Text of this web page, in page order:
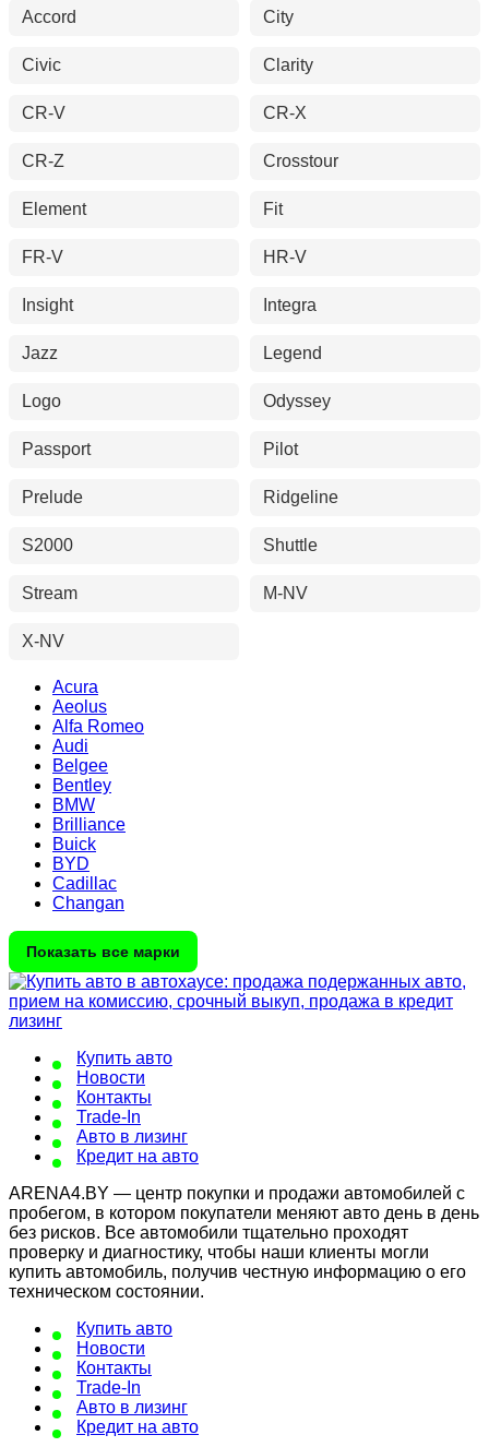
Accord
City
Civic Clarity
CR-V CR-X
CR-Z Crosstour
Element Fit
FR-V HR-V
Insight Integra
Jazz Legend
Logo Odyssey
Passport Pilot
Prelude Ridgeline
S2000 Shuttle
Stream M-NV
X-NV
Acura
Aeolus
Alfa Romeo
Audi
Belgee
Bentley
BMW
Brilliance
Buick
BYD
Cadillac
Changan
Показать все марки
Купить авто
Новости
Контакты
Trade-In
Авто в лизинг
Кредит на авто
ARENA4.BY — центр покупки и продажи автомобилей с
пробегом, в котором покупатели меняют авто день в день
без рисков. Все автомобили тщательно проходят
проверку и диагностику, чтобы наши клиенты могли
купить автомобиль, получив честную информацию о его
техническом состоянии.
Купить авто
Новости
Контакты
Trade-In
Авто в лизинг
Кредит на авто